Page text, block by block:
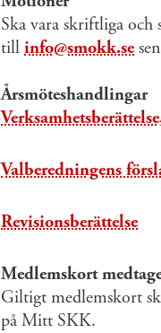
Ska vara skriftliga
till info@smokk.se
Årsmöteshandlingar
Valberedningens
Revisionsberättelse
Medlemskort
Giltigt medlemskort
på Mitt SKK.